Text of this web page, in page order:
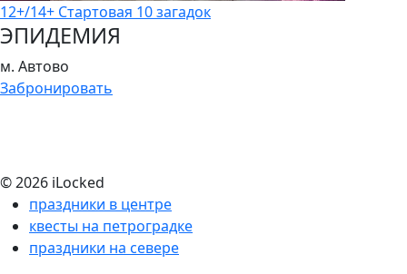
12+/14+ Стартовая 10 загадок
ЭПИДЕМИЯ
м. Автово
Забронировать
© 2026 iLocked
праздники в центре
квесты на петроградке
праздники на севере